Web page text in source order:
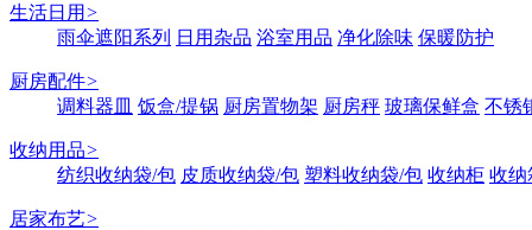
生活日用 >
雨伞遮阳系列
日用杂品 浴室用品 净化除味 保暖防护
厨房配件>
调料器皿 饭盒/提锅 厨房置物架 厨房秤 玻璃保鲜盒 不锈
收纳用品>
纺织收纳袋/包 皮质收纳袋/包 塑料收纳袋/包 收纳柜 收纳
居家布艺>